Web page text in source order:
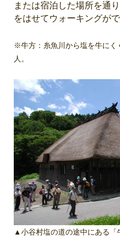
または宿泊した場所を通
をはせてウォーキングがで
※牛方：糸魚川から塩を牛にく
人。
▲小谷村塩の道の途中にある「